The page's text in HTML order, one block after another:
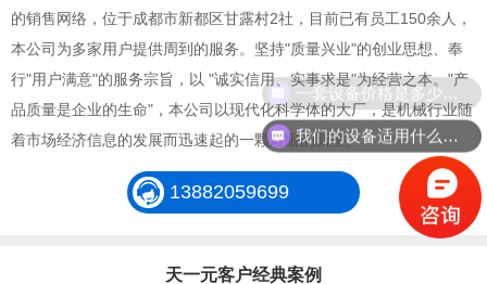
的销售网络，位于成都市新都区甘露村2社，目前已有员工150余人，
本公司为多家用户提供周到的服务。坚持"质量兴业"的创业思想、奉
行"用户满意"的服务宗旨，以 "诚实信用、实事求是"为经营之本。"产
品质量是企业的生命"，本公司以现代化科学体的大厂，是机械行业随
着市场经济信息的发展而迅速起的一颗耀眼的新星。
13882059699
天一元客户经典案例
一套设备价格是多少钱？